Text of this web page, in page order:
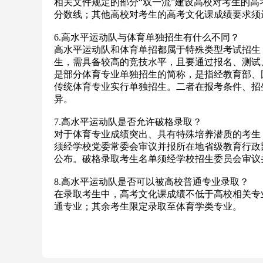
相关文件规定的部分“双一流”建设高校对考生的
分数线；其他高校对考生的高考文化课成绩要求
6.高水平运动队与体育单独招生有什么不同？
高水平运动队和体育单招都属于特殊类型考试招
生，需具备较高的竞技水平，且要通过报名、测
是部分体育专业单独招生的简称，是指经教育部
传统体育专业实行单独招生。二者在报考条件、
异。
7.高水平运动队是否允许破格录取？
对于体育专业成绩突出、具有特殊培养潜质的考
须经学校党委常委会审议并报所在地省级教育行
公布。破格录取考生名单须经学校招生委员会审
8.高水平运动队是否可以被高校普通专业录取？
在录取考生中，高考文化课成绩不低于高校相关
通专业；其余考生限定录取至体育学类专业。